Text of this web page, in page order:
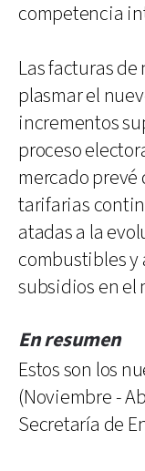
competencia
Las facturas
plasmar el
incrementos
proceso
mercado
tarifarias
atadas a la
combustibles y
subsidios en el
En resumen
Estos son los
(Noviembre -
Secretaría de